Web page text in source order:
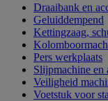
Draaibank en
Geluiddempend
Kettingzaag,
Pers werkplaats
Slijpmachine en
Veiligheid
Voetstuk voor